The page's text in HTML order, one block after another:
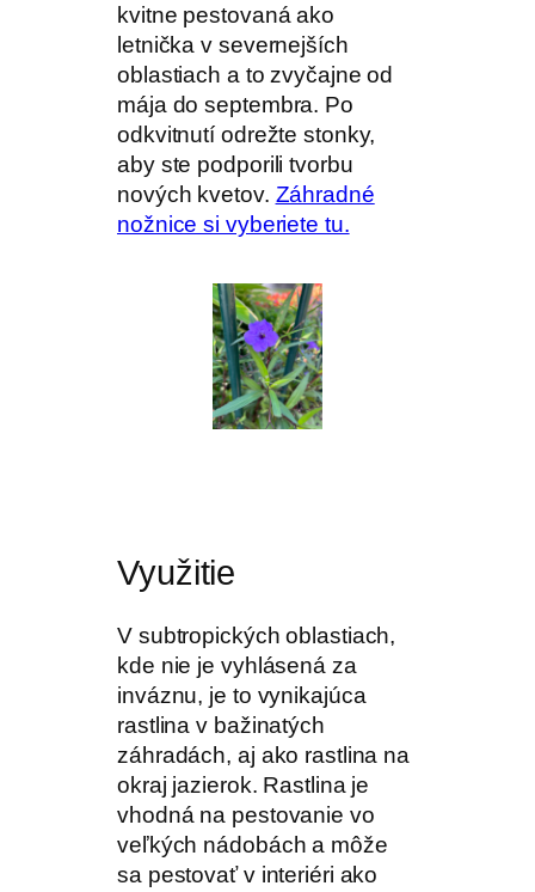
kvitne pestovaná ako
letnička v severnejších
oblastiach a to zvyčajne od
mája do septembra. Po
odkvitnutí odrežte stonky,
aby ste podporili tvorbu
nových kvetov. Záhradné
nožnice si vyberiete tu.
Využitie
V subtropických oblastiach,
kde nie je vyhlásená za
inváznu, je to vynikajúca
rastlina v bažinatých
záhradách, aj ako rastlina na
okraj jazierok. Rastlina je
vhodná na pestovanie vo
veľkých nádobách a môže
sa pestovať v interiéri ako